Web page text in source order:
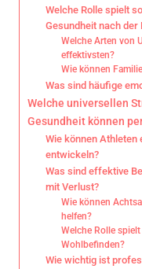
Welche Rolle spielt
Gesundheit nach der
Welche Arten von
effektivsten?
Wie können
Was sind häufige
Welche universellen
Gesundheit können
Wie können
entwickeln?
Was sind effektive
mit Verlust?
Wie können
helfen?
Welche Rolle
Wohlbefinden?
Wie wichtig ist